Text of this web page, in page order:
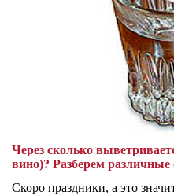
Через сколько
вино)? Разберем
Скоро праздники, а это